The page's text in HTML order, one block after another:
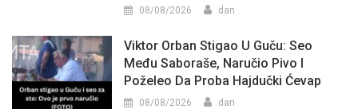
08/08/2026 dan
Viktor Orban Stigao U Guču: Seo
Među Saboraše, Naručio Pivo I
Poželeo Da Proba Hajdučki Ćevap
08/08/2026 dan